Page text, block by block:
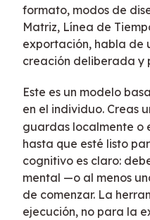
formato, modos de
Matriz, Línea de
exportación, habla de
creación deliberada y
Este es un modelo
en el individuo. Creas
guardas localmente o
hasta que esté listo
cognitivo es claro:
mental —o al menos
de comenzar. La
ejecución, no para la